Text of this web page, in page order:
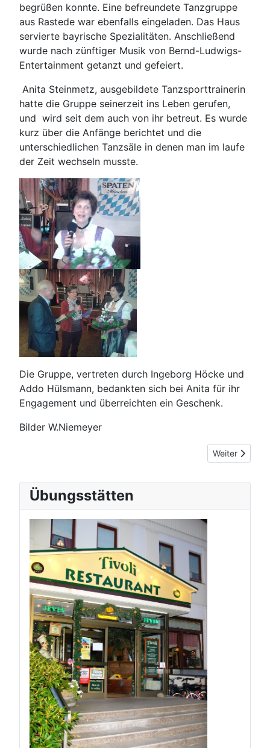
begrüßen konnte. Eine befreundete Tanzgruppe
aus Rastede war ebenfalls eingeladen. Das Haus
servierte bayrische Spezialitäten. Anschließend
wurde nach zünftiger Musik von Bernd-Ludwigs-
Entertainment getanzt und gefeiert.
Anita Steinmetz, ausgebildete Tanzsporttrainerin
hatte die Gruppe seinerzeit ins Leben gerufen,
und wird seit dem auch von ihr betreut. Es wurde
kurz über die Anfänge berichtet und die
unterschiedlichen Tanzsäle in denen man im laufe
der Zeit wechseln musste.
Die Gruppe, vertreten durch Ingeborg Höcke und
Addo Hülsmann, bedankten sich bei Anita für ihr
Engagement und überreichten ein Geschenk.
Bilder W.Niemeyer
Nächster
Weiter
Übungsstätten